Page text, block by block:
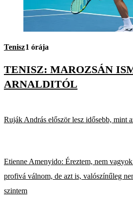
Tenisz1 órája
TENISZ: MAROZSÁN
ARNALDITÓL
Ruják András először lesz idősebb, mint
Etienne Amenyido: Éreztem, nem
profivá válnom, de azt is, valószínűleg
szintem